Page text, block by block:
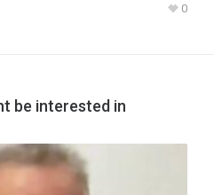
0
be interested in